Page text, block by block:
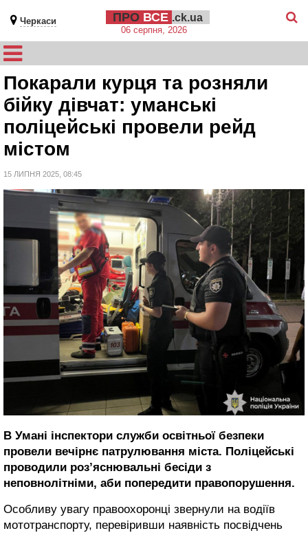
Черкаси ПРО ВСЕ .ck.ua
06 серпня, 2026
Покарали курця та розняли
бійку дівчат: уманські
поліцейські провели рейд
містом
15 ЛИПНЯ 2025, 08:45
В Умані інспектори служби освітньої безпеки
провели вечірнє патрулювання міста. Поліцейські
проводили роз’яснювальні бесіди з
неповнолітніми, аби попередити правопорушення.
Особливу увагу правоохоронці звернули на водіїв
мототранспорту, перевіривши наявність посвідчень